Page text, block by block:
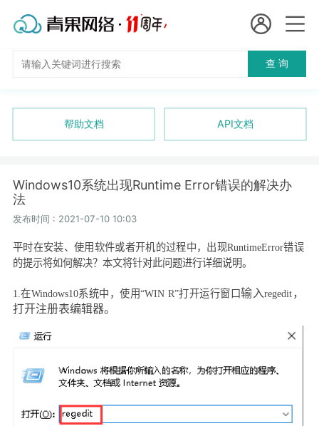
国
短效代理
隧道代理
独享代理
长效代理
进入控制台
查 询
帮助文档 API文档
Windows10系统出现Runtime Error错误的解决办
法
发布时间 : 2021-07-10 10:03
平时在安装、使用软件或者开机的过程中，出现RuntimeError错误
的提示将如何解决？本文将针对此问题进行详细说明。
1. 在Windows10系统中，使用“WIN R”打开运行窗口输入regedit，
打开注册表编辑器。